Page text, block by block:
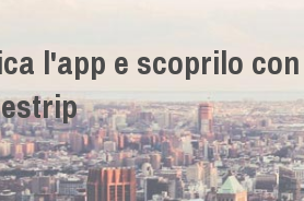
l'app e scoprilo con